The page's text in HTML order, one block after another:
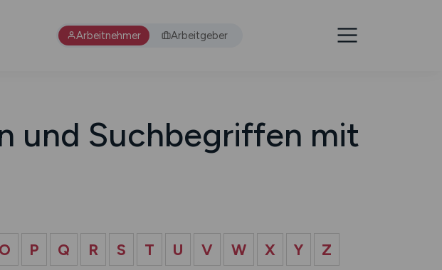
Arbeitnehmer Arbeitgeber
und Suchbegriffen mit
O P Q R S T U V W X Y Z